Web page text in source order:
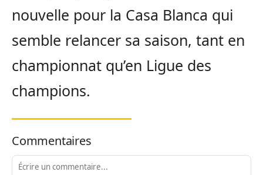
nouvelle pour la Casa Blanca qui
semble relancer sa saison, tant en
championnat qu’en Ligue des
champions.
Commentaires